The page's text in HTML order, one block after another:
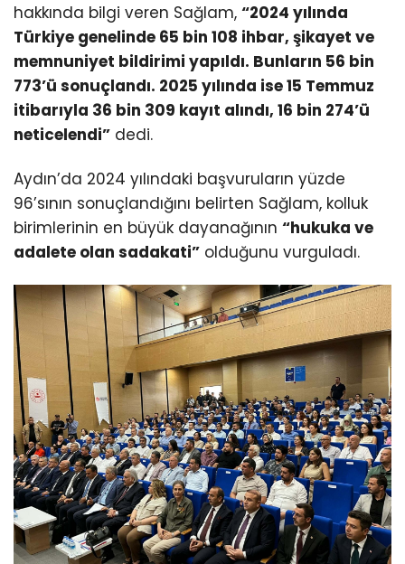
hakkında bilgi veren Sağlam, “2024 yılında
Türkiye genelinde 65 bin 108 ihbar, şikayet ve
memnuniyet bildirimi yapıldı. Bunların 56 bin
773’ü sonuçlandı. 2025 yılında ise 15 Temmuz
itibarıyla 36 bin 309 kayıt alındı, 16 bin 274’ü
neticelendi” dedi.
Aydın’da 2024 yılındaki başvuruların yüzde
96’sının sonuçlandığını belirten Sağlam, kolluk
birimlerinin en büyük dayanağının “hukuka ve
adalete olan sadakati” olduğunu vurguladı.